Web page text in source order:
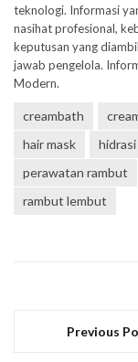
teknologi. Informasi
nasihat profesional,
keputusan yang
jawab pengelola.
Modern.
creambath
hair mask
perawatan rambut
rambut lembut
Previous